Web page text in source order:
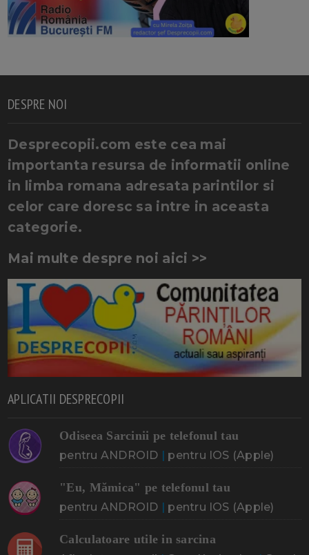
DESPRE NOI
Desprecopii.com este cea mai
importanta resursa de informatii online
in limba romana adresata parintilor si
celor care doresc sa intre in aceasta
categorie.
Mai multe despre noi aici >>
APLICATII DESPRECOPII
Odiseea Sarcinii pe telefonul tau
pentru ANDROID | pentru IOS (Apple)
"Eu, Mămica" pe telefonul tau
pentru ANDROID | pentru IOS (Apple)
Calculatoare utile in sarcina